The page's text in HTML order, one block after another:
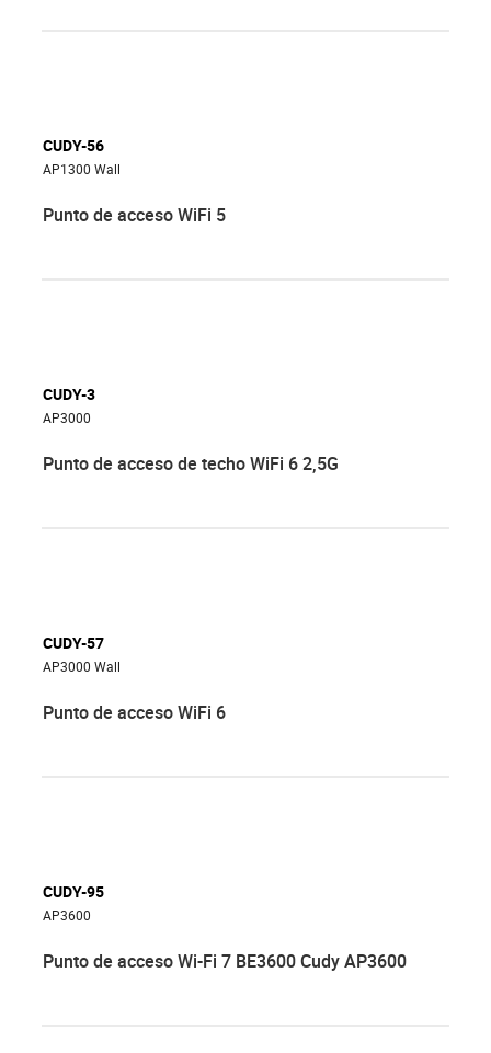
CUDY-56
AP1300 Wall
Punto de acceso WiFi 5
CUDY-3
AP3000
Punto de acceso de techo WiFi 6 2,5G
CUDY-57
AP3000 Wall
Punto de acceso WiFi 6
CUDY-95
AP3600
Punto de acceso Wi-Fi 7 BE3600 Cudy AP3600